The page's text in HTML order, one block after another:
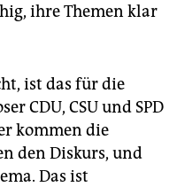
ihre Themen klar
ist das für die
CDU, CSU und SPD
kommen die
den Diskurs, und
Das ist